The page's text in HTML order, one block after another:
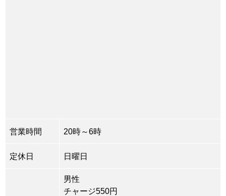
営業時間 20時～6時
定休日 日曜日
男性
チャージ550円